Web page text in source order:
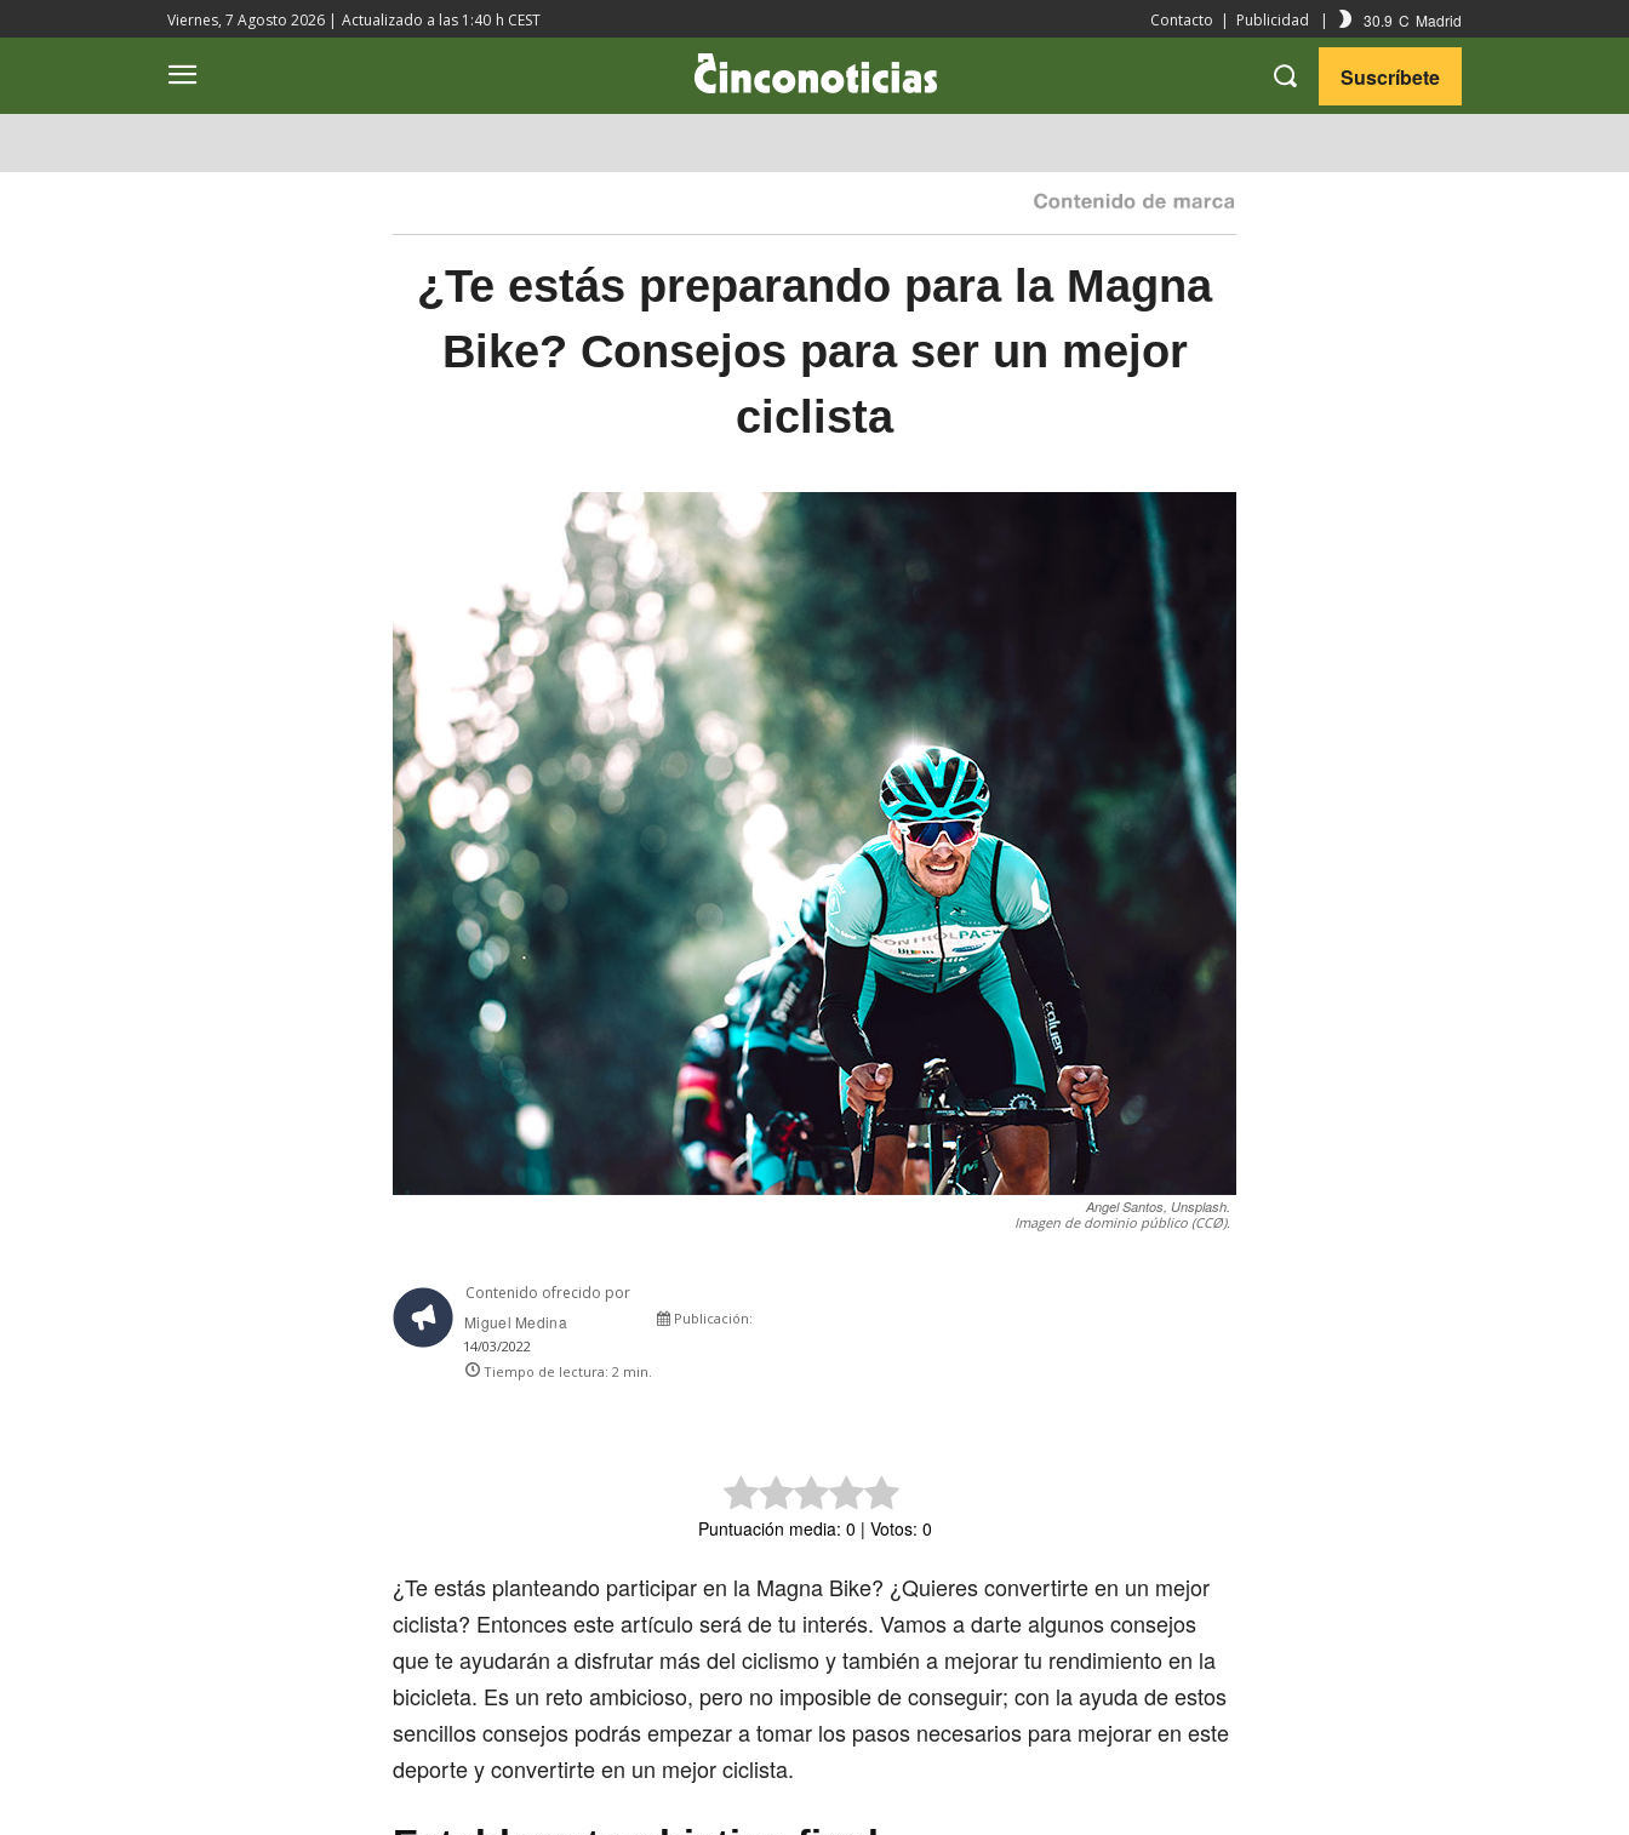
Viernes, 7 Agosto 2026 | Actualizado a las 1:40 h CEST Contacto | Publicidad | 30.9 C Madrid
Suscríbete
¿Te estás preparando para la Magna
Bike? Consejos para ser un mejor
ciclista
Angel Santos, Unsplash.
Imagen de dominio público (CCØ).
Contenido ofrecido por
Miguel Medina
Publicación:
14/03/2022
Tiempo de lectura: 2 min.
Puntuación media: 0 | Votos: 0
¿Te estás planteando participar en la Magna Bike? ¿Quieres convertirte en un mejor
ciclista? Entonces este artículo será de tu interés. Vamos a darte algunos consejos
que te ayudarán a disfrutar más del ciclismo y también a mejorar tu rendimiento en la
bicicleta. Es un reto ambicioso, pero no imposible de conseguir; con la ayuda de estos
sencillos consejos podrás empezar a tomar los pasos necesarios para mejorar en este
deporte y convertirte en un mejor ciclista.